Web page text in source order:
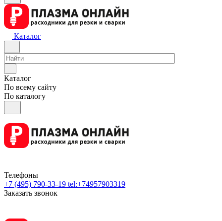
Каталог
Каталог
По всему сайту
По каталогу
Телефоны
+7 (495) 790-33-19 tel:+74957903319
Заказать звонок